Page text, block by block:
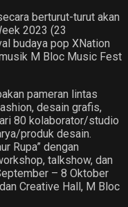
berturut-turut akan
2023 (23
budaya pop XNation
M Bloc Music Fest
pameran lintas
desain grafis,
80 kolaborator/studio
produk desain.
Rupa” dengan
talkshow, dan
– 8 Oktober
Creative Hall, M Bloc